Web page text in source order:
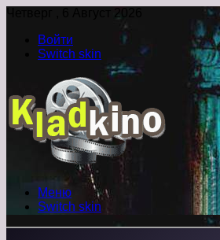
Четверг , 6 Август 2026
Войти
Switch skin
Меню
Switch skin